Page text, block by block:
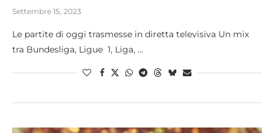
Settembre 15, 2023
Le partite di oggi trasmesse in diretta televisiva Un mix
tra Bundesliga, Ligue 1, Liga, …